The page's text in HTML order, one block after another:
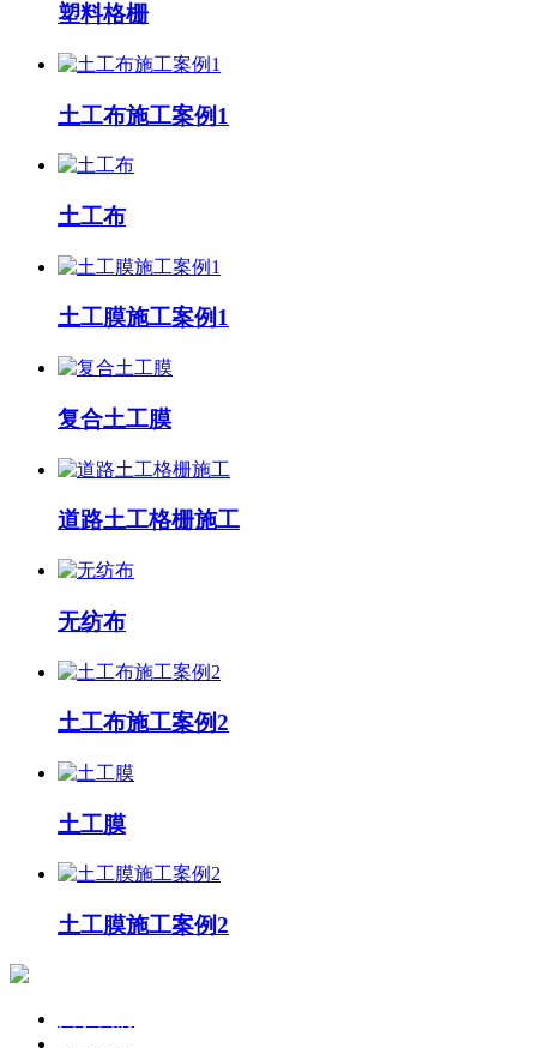
塑料格栅
土工布施工案例1
土工布
土工膜施工案例1
复合土工膜
道路土工格栅施工
无纺布
土工布施工案例2
土工膜
土工膜施工案例2